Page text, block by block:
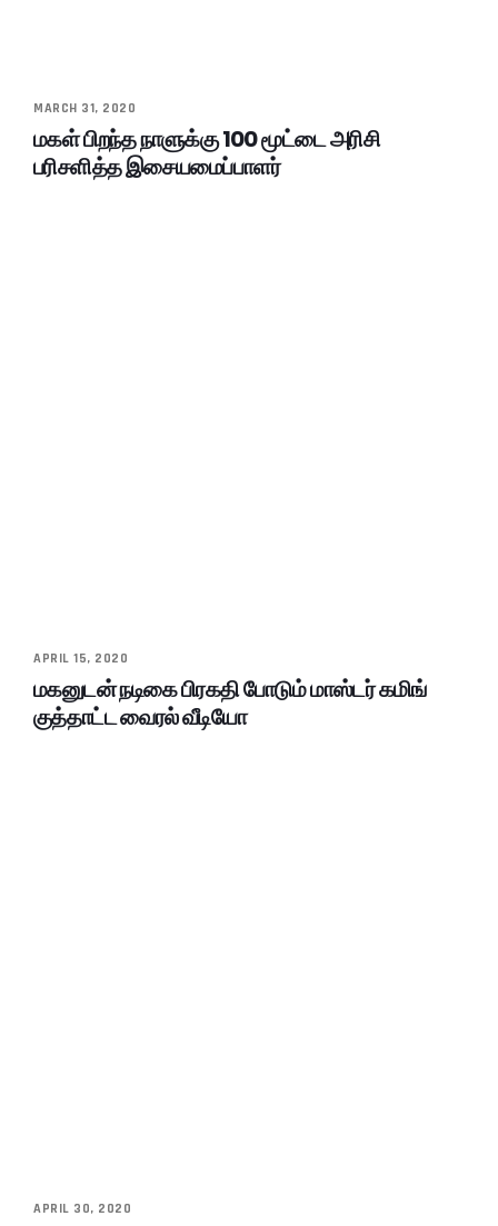
MARCH 31, 2020
மகள் பிறந்த நாளுக்கு 100 மூட்டை அரிசி
பரிசளித்த இசையமைப்பாளர்
APRIL 15, 2020
மகனுடன் நடிகை பிரகதி போடும் மாஸ்டர் கமிங்
குத்தாட்ட வைரல் வீடியோ
APRIL 30, 2020